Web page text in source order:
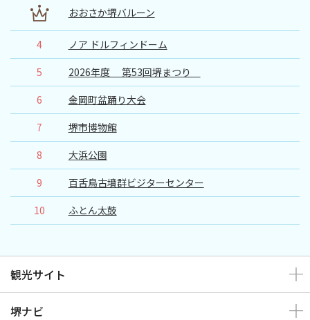
おおさか堺バルーン
4
ノア ドルフィンドーム
5
2026年度 第53回堺まつり
6
金岡町盆踊り大会
7
堺市博物館
8
大浜公園
9
百舌鳥古墳群ビジターセンター
10
ふとん太鼓
観光サイト
堺ナビ